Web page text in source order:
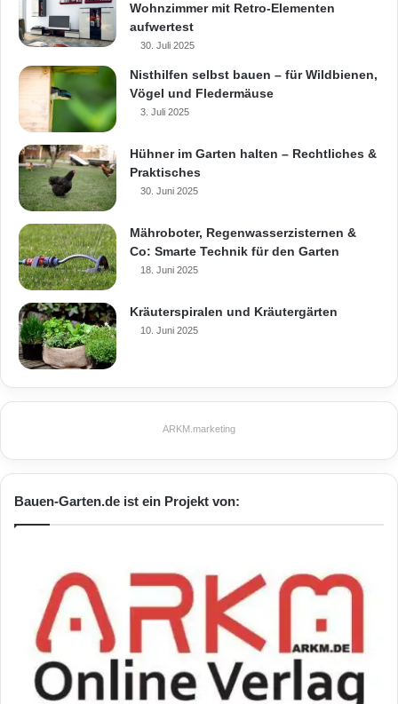
Wohnzimmer mit Retro-Elementen
aufwertest
30. Juli 2025
Nisthilfen selbst bauen – für Wildbienen,
Vögel und Fledermäuse
3. Juli 2025
Hühner im Garten halten – Rechtliches &
Praktisches
30. Juni 2025
Mähroboter, Regenwasserzisternen &
Co: Smarte Technik für den Garten
18. Juni 2025
Kräuterspiralen und Kräutergärten
10. Juni 2025
ARKM.marketing
Bauen-Garten.de ist ein Projekt von: